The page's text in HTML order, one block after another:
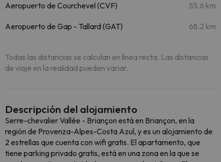
Aeropuerto de Courchevel (CVF) 55.6 km
Aeropuerto de Gap - Tallard (GAT) 68.2 km
Todas las distancias se calculan en línea recta. Las distancias
de viaje en la realidad pueden variar.
Descripción del alojamiento
Serre-chevalier Vallée - Briançon está en Briançon, en la
región de Provenza-Alpes-Costa Azul, y es un alojamiento de
2 estrellas que cuenta con wifi gratis. El apartamento, que
tiene parking privado gratis, está en una zona en la que se